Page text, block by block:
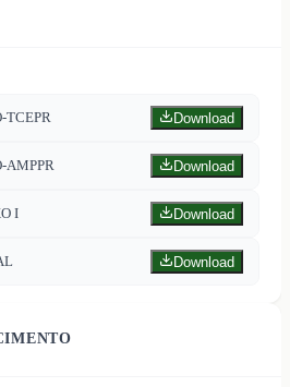
TCEPR Download
AMPPR Download
I Download
Download